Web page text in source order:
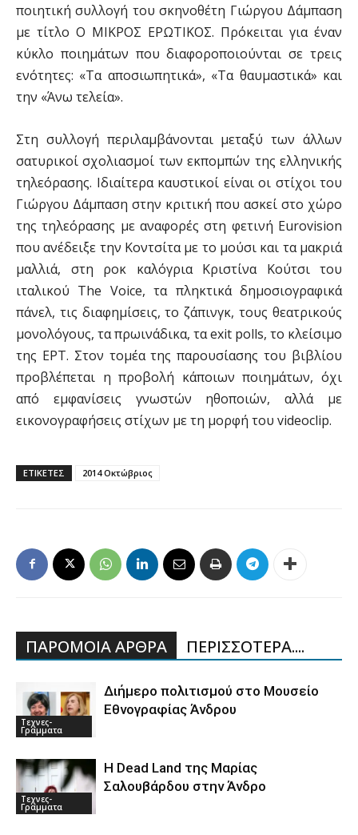
ποιητική συλλογή του σκηνοθέτη Γιώργου Δάμπαση
με τίτλο Ο ΜΙΚΡΟΣ ΕΡΩΤΙΚΟΣ. Πρόκειται για έναν
κύκλο ποιημάτων που διαφοροποιούνται σε τρεις
ενότητες: «Τα αποσιωπητικά», «Τα θαυμαστικά» και
την «Άνω τελεία».
Στη συλλογή περιλαμβάνονται μεταξύ των άλλων
σατυρικοί σχολιασμοί των εκπομπών της ελληνικής
τηλεόρασης. Ιδιαίτερα καυστικοί είναι οι στίχοι του
Γιώργου Δάμπαση στην κριτική που ασκεί στο χώρο
της τηλεόρασης με αναφορές στη φετινή Eurovision
που ανέδειξε την Κοντσίτα με το μούσι και τα μακριά
μαλλιά, στη ροκ καλόγρια Κριστίνα Κούτσι του
ιταλικού The Voice, τα πληκτικά δημοσιογραφικά
πάνελ, τις διαφημίσεις, το ζάπινγκ, τους θεατρικούς
μονολόγους, τα πρωινάδικα, τα exit polls, το κλείσιμο
της ΕΡΤ. Στον τομέα της παρουσίασης του βιβλίου
προβλέπεται η προβολή κάποιων ποιημάτων, όχι
από εμφανίσεις γνωστών ηθοποιών, αλλά με
εικονογραφήσεις στίχων με τη μορφή του videoclip.
ΕΤΙΚΕΤΕΣ 2014 Οκτώβριος
ΠΑΡΟΜΟΙΑ ΑΡΘΡΑ ΠΕΡΙΣΣΟΤΕΡΑ....
Τεχνες-
Γραμματα
Διήμερο πολιτισμού στο Μουσείο
Εθνογραφίας Άνδρου
Τεχνες-
Γραμματα
Η Dead Land της Μαρίας
Σαλουβάρδου στην Άνδρο